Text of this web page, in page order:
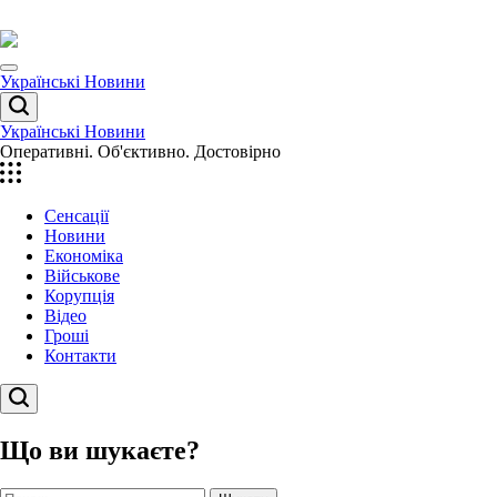
до
вмісту
Menu
Українські Новини
Пошук
Українські Новини
Оперативні. Об'єктивно. Достовірно
Сенсації
Новини
Економіка
Військове
Корупція
Відео
Гроші
Контакти
Пошук
Що ви шукаєте?